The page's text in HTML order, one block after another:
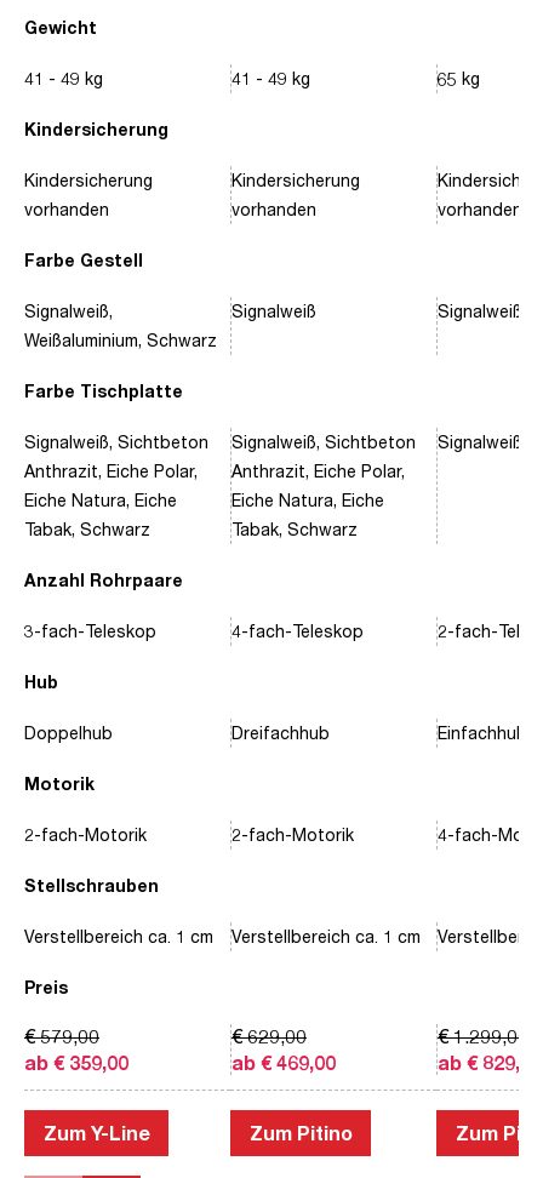
Gewicht
Kindersicherung
Farbe Gestell
Farbe Tischplatte
Anzahl Rohrpaare
Hub
Motorik
Stellschrauben
Preis
41 - 49 kg
Kindersicherung
vorhanden
Signalweiß,
Weißaluminium, Schwarz
Signalweiß, Sichtbeton
Anthrazit, Eiche Polar,
Eiche Natura, Eiche
Tabak, Schwarz
3-fach-Teleskop
Doppelhub
2-fach-Motorik
Verstellbereich ca. 1 cm
ab € 359,00
€ 579,00
Zum Y-Line
41 - 49 kg
Kindersicherung
vorhanden
Signalweiß
Signalweiß, Sichtbeton
Anthrazit, Eiche Polar,
Eiche Natura, Eiche
Tabak, Schwarz
4-fach-Teleskop
Dreifachhub
2-fach-Motorik
Verstellbereich ca. 1 cm
ab € 469,00
€ 629,00
Zum Pitino
65 kg
vorhanden
Signalweiß,
Signalweiß,
2-fach-
Einfachhub
4-fach-
ab € 829,00
€ 1.299,00
Zum